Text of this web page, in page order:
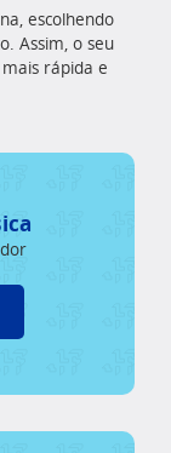
escolhendo
Assim, o seu
rápida e